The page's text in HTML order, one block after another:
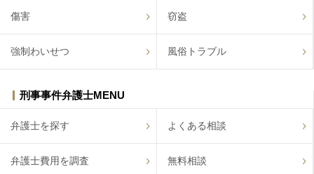
傷害 窃盗
強制わいせつ 風俗トラブル
刑事事件弁護士MENU
弁護士を探す よくある相談
弁護士費用を調査 無料相談